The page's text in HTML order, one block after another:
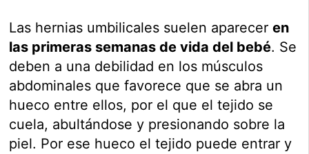
Las hernias umbilicales suelen apareceren
las primeras semanas de vida del bebé. Se
deben a una debilidad en los músculos
abdominales que favorece que se abra un
hueco entre ellos, por el que el tejido se
cuela, abultándose y presionando sobre la
piel. Por ese hueco el tejido puede entrar y